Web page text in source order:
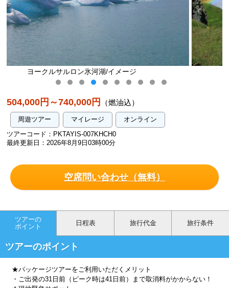
黄金の滝グトルフォス/イメージ
504,000円～740,000円 （燃油込）
周遊ツアー マイレージ
オンライン
ツアーコード：PKTAYIS-007KHCH0
最終更新日：2026年8月9日03時00分
空席問い合わせ（無料）
ツアーの
ポイント
日程表 旅行代金 旅行条件
ツアーのポイント
★パッケージツアーをご利用いただくメリット
・ご出発の31日前（ピーク時は41日前）まで取消料がかからない！